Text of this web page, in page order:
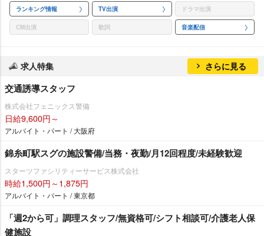
ランキング情報 TV出演 ドラマ出演
CM出演 歌詞 音楽配信
求人特集 さらに見る
交通誘導スタッフ
株式会社フェニックス警備
日給9,600円～
アルバイト・パート / 大阪府
錦糸町駅スグの施設警備/当務・夜勤/月12回程度/未経験歓迎
スターツファシリティーサービス株式会社
時給1,500円～1,875円
アルバイト・パート / 東京都
「週2から可」調理スタッフ/無資格可/シフト相談可/介護老人保
健施設